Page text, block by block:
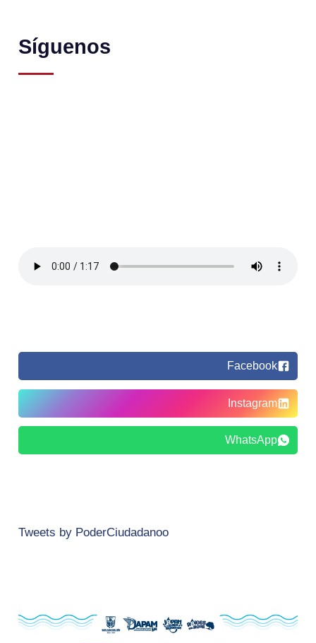
Síguenos
Facebook
Instagram
WhatsApp
Tweets by PoderCiudadanoo